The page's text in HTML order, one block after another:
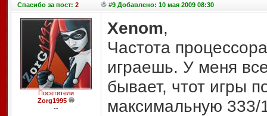
Спасибоза пост: 2 #9 Добавлено: 10 мая 2009 08:30
Посетители
Zorg1995
--
Xenom,
Частота
играешь. У меня
бывает, чтот игры
максимальную 333/